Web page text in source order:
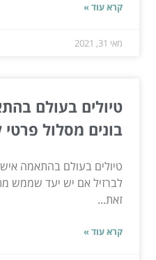
קרא עוד »
מאי 31, 2021
טיולים בעולם
בונים מסלול פרטי
טיולים בעולם בהתאמה
לברזיל אם יש יעד שממש
זאת...
קרא עוד »